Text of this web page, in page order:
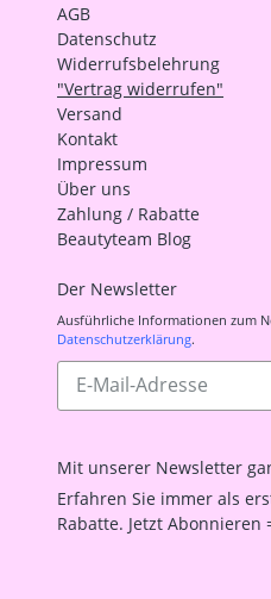
AGB
Datenschutz
Widerrufsbelehrung
"Vertrag widerrufen"
Versand
Kontakt
Impressum
Über uns
Zahlung / Rabatte
Beautyteam Blog
Der Newsletter
Ausführliche Informationen zum
Datenschutzerklärung.
Abonnieren
unsere
Mit unserer Newsletter
Erfahren Sie immer als
Rabatte. Jetzt Abonnieren